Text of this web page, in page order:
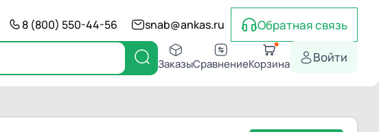
8 (800) 550-44-56 snab@ankas.ru Обратная связь
ЗаказыСравнениеКорзина Войти